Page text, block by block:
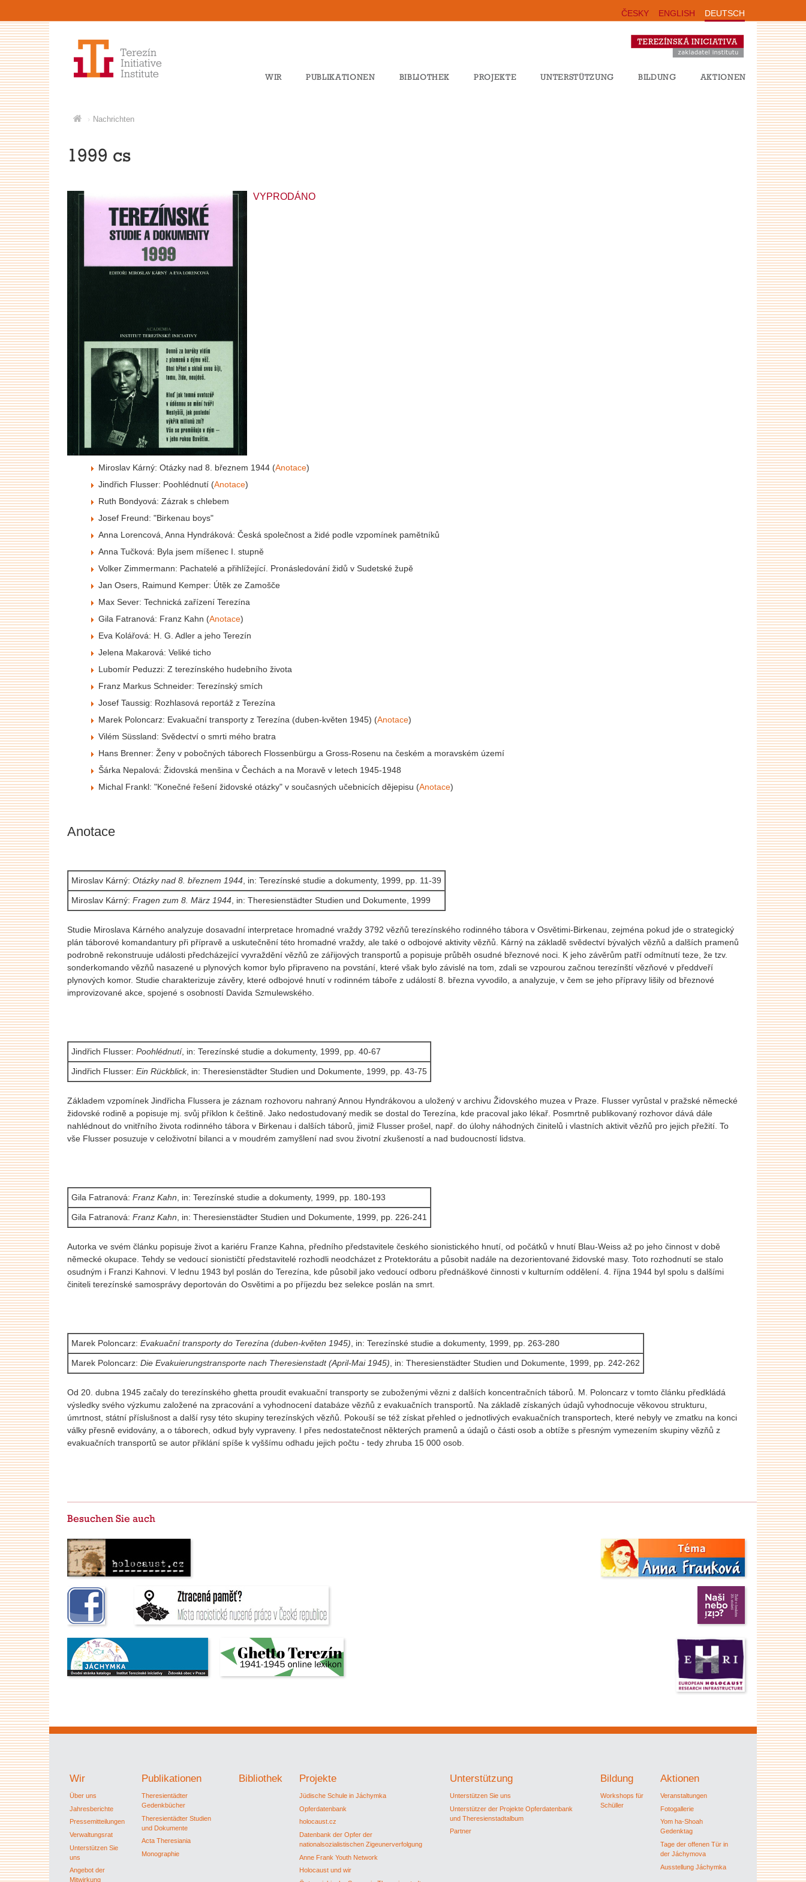
WIR PUBLIKATIONEN BIBLIOTHEK PROJEKTE UNTERSTÜTZUNG BILDUNG AKTIONEN
ČESKY ENGLISH DEUTSCH
Nachrichten
1999 cs
VYPRODÁNO
Miroslav Kárný: Otázky nad 8. březnem 1944 (Anotace)
Jindřich Flusser: Poohlédnutí (Anotace)
Ruth Bondyová: Zázrak s chlebem
Josef Freund: "Birkenau boys"
Anna Lorencová, Anna Hyndráková: Česká společnost a židé podle vzpomínek pamětníků
Anna Tučková: Byla jsem míšenec I. stupně
Volker Zimmermann: Pachatelé a přihlížející. Pronásledování židů v Sudetské župě
Jan Osers, Raimund Kemper: Útěk ze Zamošče
Max Sever: Technická zařízení Terezína
Gila Fatranová: Franz Kahn (Anotace)
Eva Kolářová: H. G. Adler a jeho Terezín
Jelena Makarová: Veliké ticho
Lubomír Peduzzi: Z terezínského hudebního života
Franz Markus Schneider: Terezínský smích
Josef Taussig: Rozhlasová reportáž z Terezína
Marek Poloncarz: Evakuační transporty z Terezína (duben-květen 1945) (Anotace)
Vilém Süssland: Svědectví o smrti mého bratra
Hans Brenner: Ženy v pobočných táborech Flossenbürgu a Gross-Rosenu na českém a moravském území
Šárka Nepalová: Židovská menšina v Čechách a na Moravě v letech 1945-1948
Michal Frankl: "Konečné řešení židovské otázky" v současných učebnicích dějepisu (Anotace)
Anotace
Miroslav Kárný: Otázky nad 8. březnem 1944 , in: Terezínské studie a dokumenty, 1999, pp. 11-39
Miroslav Kárný: Fragen zum 8. März 1944 , in: Theresienstädter Studien und Dokumente, 1999
Studie Miroslava Kárného analyzuje dosavadní interpretace hromadné vraždy 3792 vězňů terezínského rodinného tábora v Osvětimi-Birkenau, zejména pokud jde o strategický
plán táborové komandantury při přípravě a uskutečnění této hromadné vraždy, ale také o odbojové aktivity vězňů. Kárný na základě svědectví bývalých vězňů a dalších pramenů
podrobně rekonstruuje události předcházející vyvraždění vězňů ze zářijových transportů a popisuje průběh osudné březnové noci. K jeho závěrům patří odmítnutí teze, že tzv.
sonderkomando vězňů nasazené u plynových komor bylo připraveno na povstání, které však bylo závislé na tom, zdali se vzpourou začnou terezínští vězňové v předdveří
plynových komor. Studie charakterizuje závěry, které odbojové hnutí v rodinném táboře z událostí 8. března vyvodilo, a analyzuje, v čem se jeho přípravy lišily od březnové
improvizované akce, spojené s osobností Davida Szmulewského.
Jindřich Flusser: Poohlédnutí, in: Terezínské studie a dokumenty, 1999, pp. 40-67
Jindřich Flusser: Ein Rückblick, in: Theresienstädter Studien und Dokumente, 1999, pp. 43-75
Základem vzpomínek Jindřicha Flussera je záznam rozhovoru nahraný Annou Hyndrákovou a uložený v archivu Židovského muzea v Praze. Flusser vyrůstal v pražské německé
židovské rodině a popisuje mj. svůj příklon k češtině. Jako nedostudovaný medik se dostal do Terezína, kde pracoval jako lékař. Posmrtně publikovaný rozhovor dává dále
nahlédnout do vnitřního života rodinného tábora v Birkenau i dalších táborů, jimiž Flusser prošel, např. do úlohy náhodných činitelů i vlastních aktivit vězňů pro jejich přežití. To
vše Flusser posuzuje v celoživotní bilanci a v moudrém zamyšlení nad svou životní zkušeností a nad budoucností lidstva.
Gila Fatranová: Franz Kahn , in: Terezínské studie a dokumenty, 1999, pp. 180-193
Gila Fatranová: Franz Kahn , in: Theresienstädter Studien und Dokumente, 1999, pp. 226-241
Autorka ve svém článku popisuje život a kariéru Franze Kahna, předního představitele českého sionistického hnutí, od počátků v hnutí Blau-Weiss až po jeho činnost v době
německé okupace. Tehdy se vedoucí sionističtí představitelé rozhodli neodcházet z Protektorátu a působit nadále na dezorientované židovské masy. Toto rozhodnutí se stalo
osudným i Franzi Kahnovi. V lednu 1943 byl poslán do Terezína, kde působil jako vedoucí odboru přednáškové činnosti v kulturním oddělení. 4. října 1944 byl spolu s dalšími
činiteli terezínské samosprávy deportován do Osvětimi a po příjezdu bez selekce poslán na smrt.
Marek Poloncarz: Evakuační transporty do Terezína (duben-květen 1945) , in: Terezínské studie a dokumenty, 1999, pp. 263-280
Marek Poloncarz: Die Evakuierungstransporte nach Theresienstadt (April-Mai 1945) , in: Theresienstädter Studien und Dokumente, 1999, pp. 242-262
Od 20. dubna 1945 začaly do terezínského ghetta proudit evakuační transporty se zuboženými vězni z dalších koncentračních táborů. M. Poloncarz v tomto článku předkládá
výsledky svého výzkumu založené na zpracování a vyhodnocení databáze vězňů z evakuačních transportů. Na základě získaných údajů vyhodnocuje věkovou strukturu,
úmrtnost, státní příslušnost a další rysy této skupiny terezínských vězňů. Pokouší se též získat přehled o jednotlivých evakuačních transportech, které nebyly ve zmatku na konci
války přesně evidovány, a o táborech, odkud byly vypraveny. I přes nedostatečnost některých pramenů a údajů o části osob a obtíže s přesným vymezením skupiny vězňů z
evakuačních transportů se autor přiklání spíše k vyššímu odhadu jejich počtu - tedy zhruba 15 000 osob.
Besuchen Sie auch
Wir
Über uns
Jahresberichte
Pressemitteilungen
Verwaltungsrat
Unterstützen Sie
uns
Angebot der
Mitwirkung
Publikationen
Theresientädter
Gedenkbücher
Theresientädter Studien
und Dokumente
Acta Theresiania
Monographie
Bibliothek Projekte
Jüdische Schule in Jáchymka
Opferdatenbank
holocaust.cz
Datenbank der Opfer der
nationalsozialistischen Zigeunerverfolgung
Anne Frank Youth Network
Holocaust und wir
Unterstützung
Unterstützen Sie uns
Unterstützer der Projekte Opferdatenbank
und Theresienstadtalbum
Partner
Bildung
Workshops für
Schüller
Aktionen
Veranstaltungen
Fotogallerie
Yom ha-Shoah
Gedenktag
Tage der offenen Tür in
der Jáchymova
Ausstellung Jáchymka